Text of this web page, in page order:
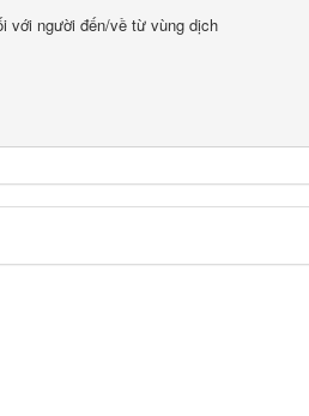
với người đến/về từ vùng dịch